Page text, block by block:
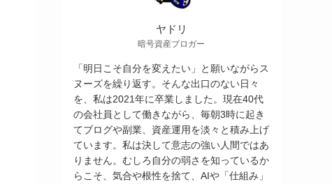
ヤドリ
暗号資産ブロガー
「明日こそ自分を変えたい」と願いながらス
ヌーズを繰り返す。そんな出口のない日々
を、私は2021年に卒業しました。現在40代
の会社員として働きながら、毎朝3時に起き
てブログや副業、資産運用を淡々と積み上げ
ています。私は決して意志の強い人間ではあ
りません。むしろ自分の弱さを知っているか
らこそ、気合や根性を捨て、AIや「仕組み」